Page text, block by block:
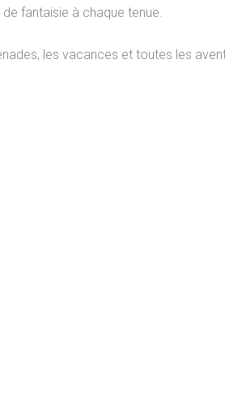
fantaisie à chaque tenue.
les vacances et toutes les